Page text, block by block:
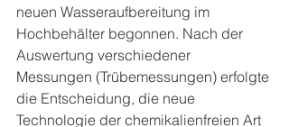
neuen Wasseraufbereitung im
Hochbehälter begonnen. Nach der
Auswertung verschiedener
Messungen (Trübemessungen) erfolgte
die Entscheidung, die neue
Technologie der chemikalienfreien Art